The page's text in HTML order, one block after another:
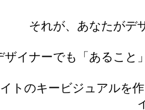
それが、あなたがデ
イナーでも「あること
トのキービジュアルを